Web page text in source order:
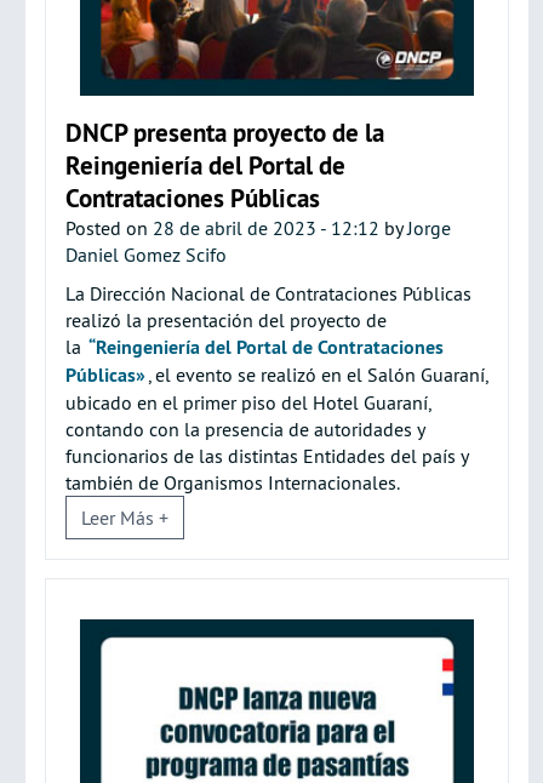
DNCP presenta proyecto de la
Reingeniería del Portal de
Contrataciones Públicas
Posted on 28 de abril de 2023 - 12:12 byJorge
Daniel Gomez Scifo
La Dirección Nacional de Contrataciones Públicas
realizó la presentación del proyecto de
la “Reingeniería del Portal de Contrataciones
Públicas», el evento se realizó en el Salón Guaraní,
ubicado en el primer piso del Hotel Guaraní,
contando con la presencia de autoridades y
funcionarios de las distintas Entidades del país y
también de Organismos Internacionales.
Leer Más +